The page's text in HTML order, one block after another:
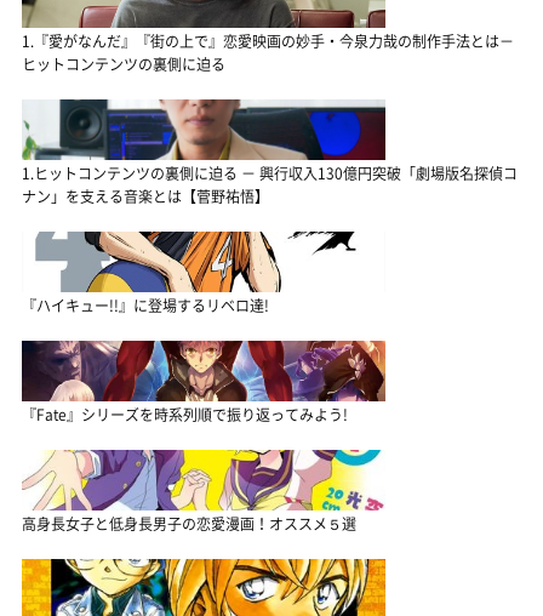
1.『愛がなんだ』『街の上で』恋愛映画の妙手・今泉力哉の制作手法とは－
ヒットコンテンツの裏側に迫る
1.ヒットコンテンツの裏側に迫る － 興行収入130億円突破「劇場版名探偵コ
ナン」を支える音楽とは【菅野祐悟】
『ハイキュー!!』に登場するリベロ達!
『Fate』シリーズを時系列順で振り返ってみよう!
高身長女子と低身長男子の恋愛漫画！オススメ５選